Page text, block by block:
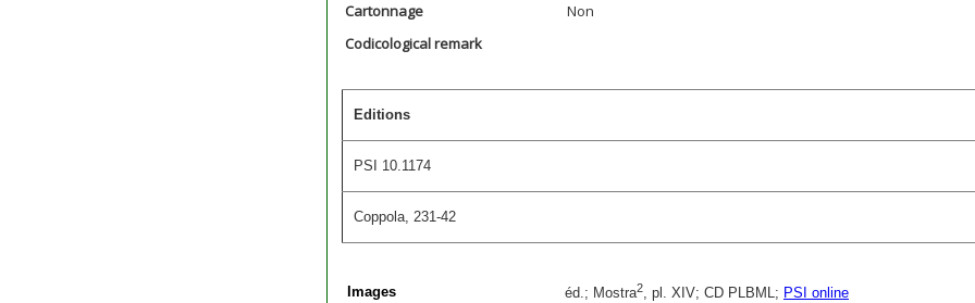
Cartonnage
Non
Codicological remark
Editions
PSI 10.1174
Coppola, 231-42
Images éd.; Mostra2, pl. XIV; CD PLBML; PSI online